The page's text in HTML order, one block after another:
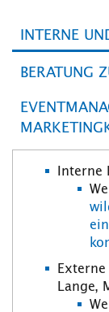
INTERNE
BERATUNG
Interne
Lange,